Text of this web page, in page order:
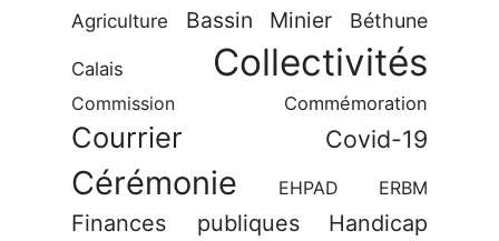
Agriculture Bassin Minier Béthune
Calais Collectivités
Commission Commémoration
Courrier Covid-19
Cérémonie EHPAD ERBM
Finances publiques Handicap